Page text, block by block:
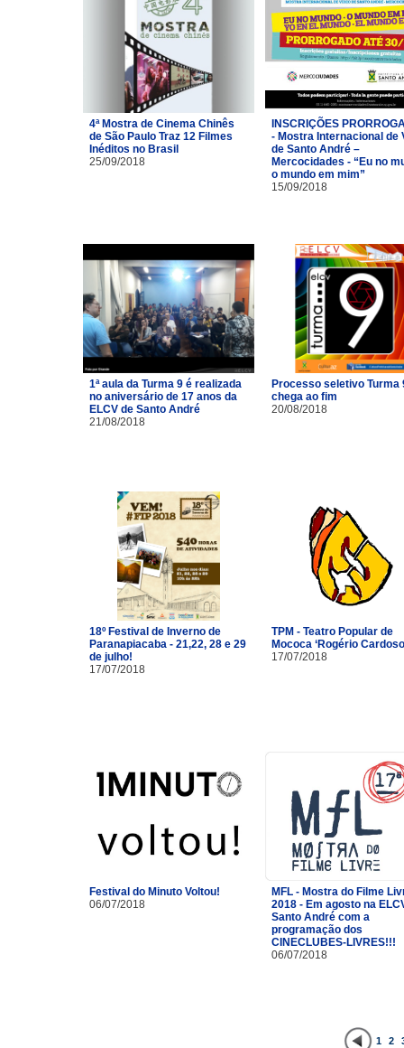
4ª Mostra de Cinema Chinês
de São Paulo Traz 12 Filmes
Inéditos no Brasil
25/09/2018
INSCRIÇÕES
- Mostra Internacional de
de Santo André –
Mercocidades - “Eu no
o mundo em mim”
15/09/2018
1ª aula da Turma 9 é realizada
no aniversário de 17 anos da
ELCV de Santo André
21/08/2018
Processo seletivo Turma
chega ao fim
20/08/2018
18º Festival de Inverno de
Paranapiacaba - 21,22, 28 e 29
de julho!
17/07/2018
TPM - Teatro Popular de
Mococa ‘Rogério
17/07/2018
Festival do Minuto Voltou!
06/07/2018
MFL - Mostra do Filme
2018 - Em agosto na
Santo André com a
programação dos
CINECLUBES-LIVRES!!!
06/07/2018
1 2